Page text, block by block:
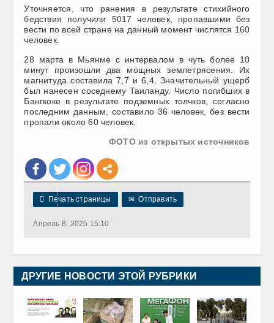
Уточняется, что ранения в результате стихийного
бедствия получили 5017 человек, пропавшими без
вести по всей стране на данный момент числятся 160
человек.
28 марта в Мьянме с интервалом в чуть более 10
минут произошли два мощных землетрясения. Их
магнитуда составила 7,7 и 6,4. Значительный ущерб
был нанесен соседнему Таиланду. Число погибших в
Бангкоке в результате подземных толчков, согласно
последним данным, составило 36 человек, без вести
пропали около 60 человек.
ФОТО из открытых источников
 Печать страницы ✉ Отправить
Апрель 8, 2025 15:10
ДРУГИЕ НОВОСТИ ЭТОЙ РУБРИКИ